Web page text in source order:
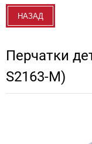
НАЗАД
Перчатки
S2163-M)